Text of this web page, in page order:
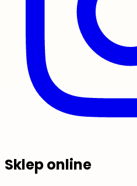
Sklep online